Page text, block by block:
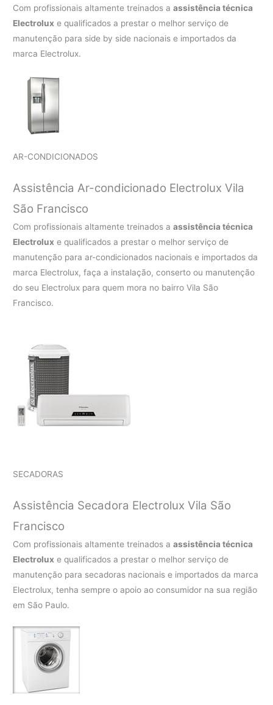
Com profissionais altamente treinados aassistência técnica
Electrolux e qualificados a prestar o melhor serviço de
manutenção para side by side nacionais e importados da
marca Electrolux.
AR-CONDICIONADOS
Assistência Ar-condicionado Electrolux Vila
São Francisco
Com profissionais altamente treinados aassistência técnica
Electrolux e qualificados a prestar o melhor serviço de
manutenção para ar-condicionados nacionais e importados da
marca Electrolux, faça a instalação, conserto ou manutenção
do seu Electrolux para quem mora no bairro Vila São
Francisco.
SECADORAS
Assistência Secadora Electrolux Vila São
Francisco
Com profissionais altamente treinados aassistência técnica
Electrolux e qualificados a prestar o melhor serviço de
manutenção para secadoras nacionais e importados da marca
Electrolux, tenha sempre o apoio ao consumidor na sua região
em São Paulo.